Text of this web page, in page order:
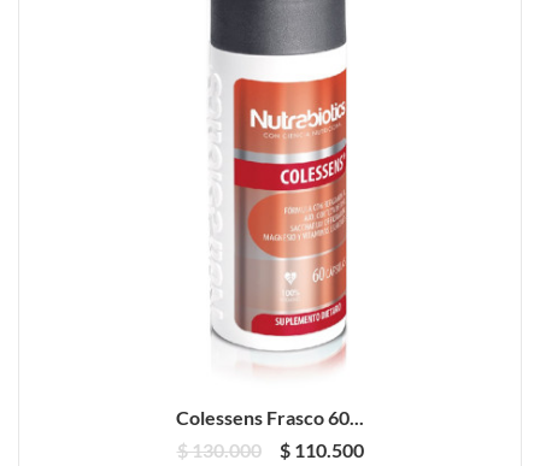
Colessens Frasco 60...
$ 130.000
$ 110.500